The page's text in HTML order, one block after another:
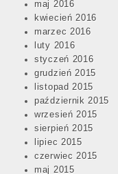
maj 2016
kwiecień 2016
marzec 2016
luty 2016
styczeń 2016
grudzień 2015
listopad 2015
październik 2015
wrzesień 2015
sierpień 2015
lipiec 2015
czerwiec 2015
maj 2015